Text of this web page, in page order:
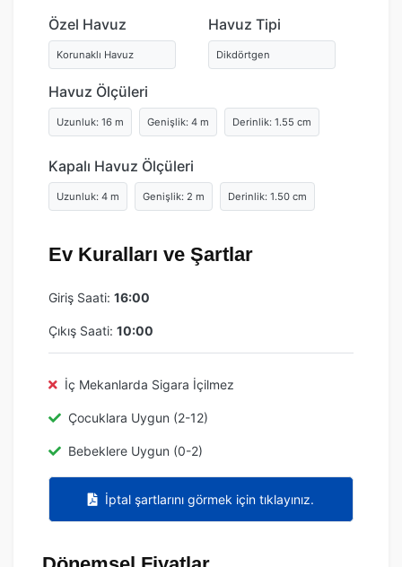
Özel Havuz
Korunaklı Havuz
Havuz Tipi
Dikdörtgen
Havuz Ölçüleri
Uzunluk: 16 m Genişlik: 4 m Derinlik: 1.55 cm
Kapalı Havuz Ölçüleri
Uzunluk: 4 m Genişlik: 2 m Derinlik: 1.50 cm
Ev Kuralları ve Şartlar
Giriş Saati: 16:00
Çıkış Saati: 10:00
İç Mekanlarda Sigara İçilmez
Çocuklara Uygun (2-12)
Bebeklere Uygun (0-2)
İptal şartlarını görmek için tıklayınız.